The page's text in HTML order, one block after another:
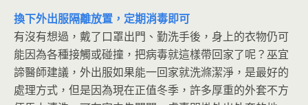
換下外出服隔離放置，定期消毒即可
有沒有想過，戴了口罩出門、勤洗手後，身上的衣物仍可
能因為各種接觸或碰撞，把病毒就這樣帶回家了呢？巫宜
諦醫師建議，外出服如果能一回家就洗滌潔淨，是最好的
處理方式，但是因為現在正值冬季，許多厚重的外套不方